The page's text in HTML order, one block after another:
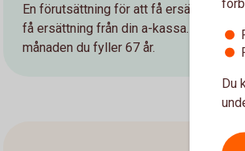
En förutsättning för att få ersättning
få ersättning från din a-kassa.
månaden du fyller 67 år.
Du